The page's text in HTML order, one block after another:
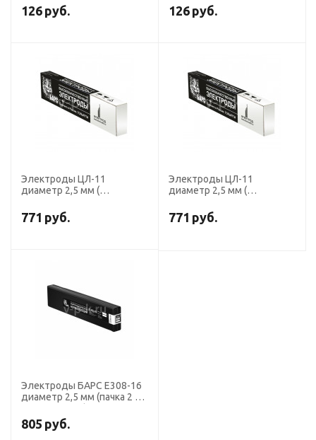
ток, рутил) (пачка 1 кг,
БАРС)
126 руб.
ток, рутил) (пачка 1 кг,
БАРС)
126 руб.
Электроды ЦЛ-11
диаметр 2,5 мм (
обр. пол.) (пачка 0,7 кг,
БАРС)
771 руб.
Электроды ЦЛ-11
диаметр 2,5 мм (
обр. пол.) (пачка 1 кг, БАРС)
771 руб.
Электроды БАРС E308-16
диаметр 2,5 мм (пачка 2 кг,
805 руб.